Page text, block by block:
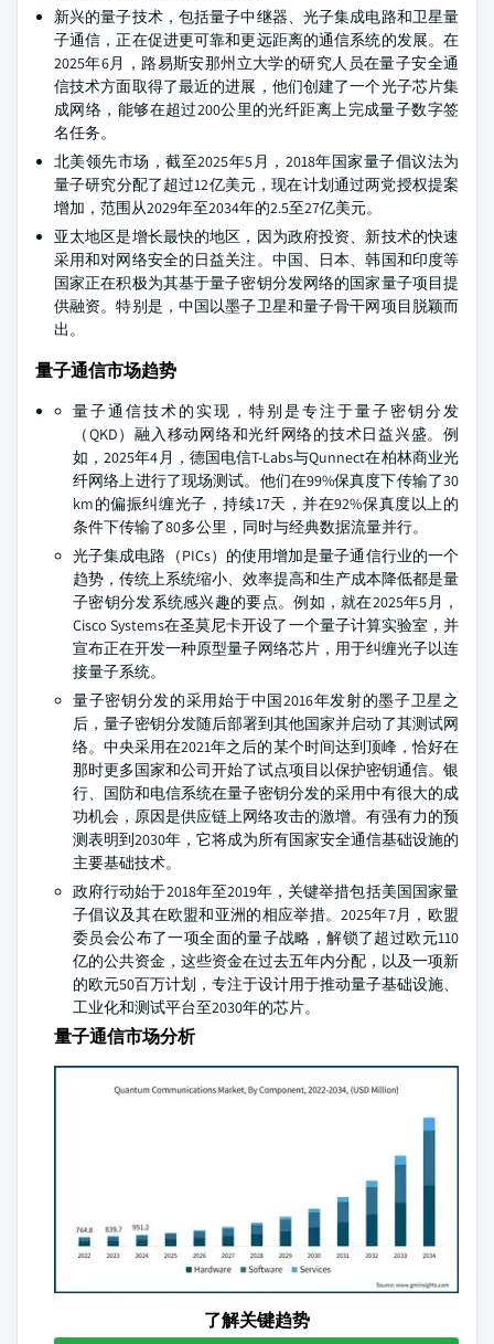
新兴的量子技术，包括量子中继器、光子集成电路和卫星量
子通信，正在促进更可靠和更远距离的通信系统的发展。在
2025年6月，路易斯安那州立大学的研究人员在量子安全通
信技术方面取得了最近的进展，他们创建了一个光子芯片集
成网络，能够在超过200公里的光纤距离上完成量子数字签
名任务。
北美领先市场，截至2025年5月，2018年国家量子倡议法为
量子研究分配了超过12亿美元，现在计划通过两党授权提案
增加，范围从2029年至2034年的2.5至27亿美元。
亚太地区是增长最快的地区，因为政府投资、新技术的快速
采用和对网络安全的日益关注。中国、日本、韩国和印度等
国家正在积极为其基于量子密钥分发网络的国家量子项目提
供融资。特别是，中国以墨子卫星和量子骨干网项目脱颖而
出。
量子通信市场趋势
量子通信技术的实现，特别是专注于量子密钥分发
（QKD）融入移动网络和光纤网络的技术日益兴盛。例
如，2025年4月，德国电信T-Labs与Qunnect在柏林商业光
纤网络上进行了现场测试。他们在99%保真度下传输了30
km的偏振纠缠光子，持续17天，并在92%保真度以上的
条件下传输了80多公里，同时与经典数据流量并行。
光子集成电路（PICs）的使用增加是量子通信行业的一个
趋势，传统上系统缩小、效率提高和生产成本降低都是量
子密钥分发系统感兴趣的要点。例如，就在2025年5月，
Cisco Systems在圣莫尼卡开设了一个量子计算实验室，并
宣布正在开发一种原型量子网络芯片，用于纠缠光子以连
接量子系统。
量子密钥分发的采用始于中国2016年发射的墨子卫星之
后，量子密钥分发随后部署到其他国家并启动了其测试网
络。中央采用在2021年之后的某个时间达到顶峰，恰好在
那时更多国家和公司开始了试点项目以保护密钥通信。银
行、国防和电信系统在量子密钥分发的采用中有很大的成
功机会，原因是供应链上网络攻击的激增。有强有力的预
测表明到2030年，它将成为所有国家安全通信基础设施的
主要基础技术。
政府行动始于2018年至2019年，关键举措包括美国国家量
子倡议及其在欧盟和亚洲的相应举措。2025年7月，欧盟
委员会公布了一项全面的量子战略，解锁了超过欧元110
亿的公共资金，这些资金在过去五年内分配，以及一项新
的欧元50百万计划，专注于设计用于推动量子基础设施、
工业化和测试平台至2030年的芯片。
量子通信市场分析
了解关键趋势